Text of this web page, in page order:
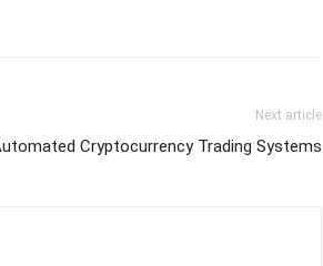
Next article
Cryptocurrency Trading Systems